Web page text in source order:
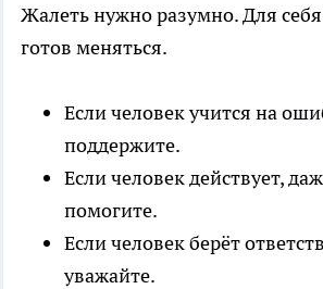
Жалеть нужно разумно. Для себя
готов меняться.
Если человек учится на
поддержите.
Если человек действует,
помогите.
Если человек берёт
уважайте.